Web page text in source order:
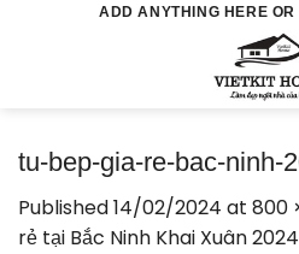
ADD ANYTHING HERE OR
tu-bep-gia-re-bac-ninh-
Published14/02/2024 at 800
rẻ tại Bắc Ninh Khai Xuân